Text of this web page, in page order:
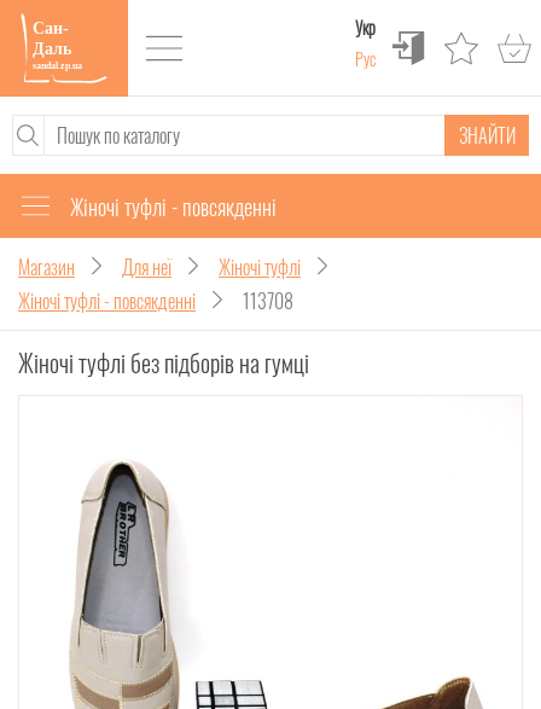
Укр
Рус
ЗНАЙТИ
Жіночі туфлі - повсякденні
Магазин Для неї
Жіночі туфлі
Жіночі туфлі - повсякденні
113708
Жіночі туфлі без підборів на гумці